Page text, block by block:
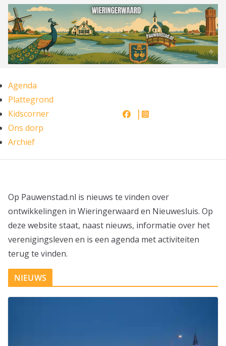
Ga
naar
de
inhoud
Agenda
Plattegrond
Kidscorner
Ons dorp
Archief
Op Pauwenstad.nl is nieuws te vinden over
ontwikkelingen in Wieringerwaard en Nieuwesluis. Op
deze website staat, naast nieuws, informatie over het
verenigingsleven en is een agenda met activiteiten
terug te vinden.
NIEUWS